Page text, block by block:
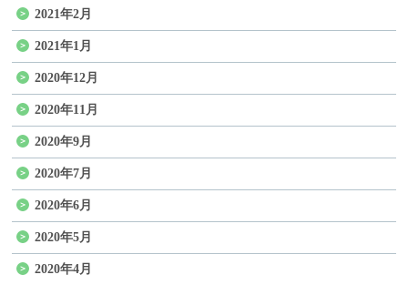
2021年2月
2021年1月
2020年12月
2020年11月
2020年9月
2020年7月
2020年6月
2020年5月
2020年4月